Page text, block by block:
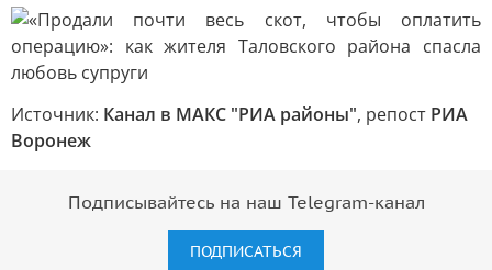
Источник: Канал в МАКС "РИА районы", репост РИА
Воронеж
Подписывайтесь на наш Telegram-канал
ПОДПИСАТЬСЯ